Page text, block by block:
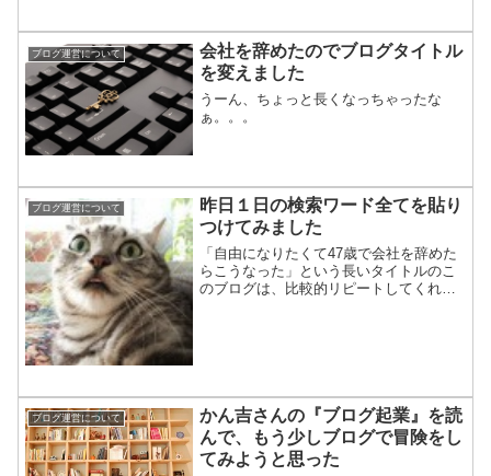
ステムを導入することにしました。
ブログ運営について
会社を辞めたのでブログタイトル
を変えました
うーん、ちょっと長くなっちゃったな
ぁ。。。
ブログ運営について
昨日１日の検索ワード全てを貼り
つけてみました
「自由になりたくて47歳で会社を辞めた
らこうなった」という長いタイトルのこ
のブログは、比較的リピートしてくれる
ブログ運営について
かん吉さんの『ブログ起業』を読
んで、もう少しブログで冒険をし
てみようと思った